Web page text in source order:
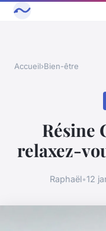
Accueil›Bien-être
Résine
relaxez-
Raphaël•12